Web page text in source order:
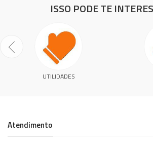
ISSO PODE TE
UTILIDADES
Atendimento